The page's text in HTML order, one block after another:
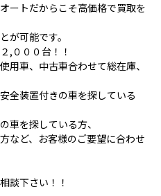
ートだからこそ高価格で買取を
が可能です。
０００台！！
用車、中古車合わせて総在庫、
全装置付きの車を探している
車を探している方、
など、お客様のご要望に合わせ
談下さい！！